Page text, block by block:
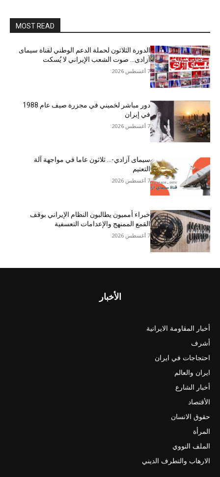
MOST READ
الدورة الثلاثون لحملة الدعم الوطني لقناة سیمای
آزادی… صوت الشعب الإيراني لا يُسكت
7 أغسطس 2026
دور مباشر لخميني في مجزرة صيف عام 1988
في إيران
7 أغسطس 2026
سيمای آزادي-… ثلاثون عاما في مواجهة آلة
التعتيم
7 أغسطس 2026
خبراء أمميون يطالبون النظام الإيراني بوقف
القمع الممنهج والإعدامات التعسفية
7 أغسطس 2026
الأخبار
أخبار المقاومة الايرانية
أشرف
احتجاجات في ايران
ايران والعالم
أخبار الشارع
الأقتصاد
حقوق الانسان
المرأة
الملف النووي
الارهاب والتطرف الديني